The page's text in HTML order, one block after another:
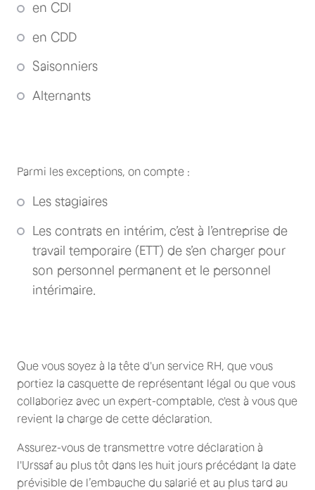
en CDI
en CDD
Saisonniers
Alternants
Parmi les exceptions, on compte :
Les stagiaires
Les contrats en intérim, c’est à l’entreprise de
travail temporaire (ETT) de s’en charger pour
son personnel permanent et le personnel
intérimaire.
Que vous soyez à la tête d'un service RH, que vous
portiez la casquette de représentant légal ou que vous
collaboriez avec un expert-comptable, c'est à vous que
revient la charge de cette déclaration.
Assurez-vous de transmettre votre déclaration à
l'Urssaf au plus tôt dans les huit jours précédant la date
prévisible de l’embauche du salarié et au plus tard au